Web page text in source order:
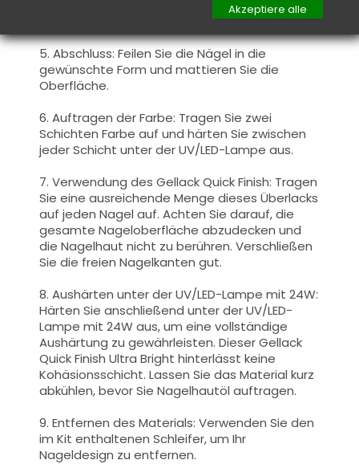
Lampe mit 24W aus, um eine vollständige
Aushärtung zu gewährleisten.
5. Abschluss: Feilen Sie die Nägel in die
gewünschte Form und mattieren Sie die
Oberfläche.
6. Auftragen der Farbe: Tragen Sie zwei
Schichten Farbe auf und härten Sie zwischen
jeder Schicht unter der UV/LED-Lampe aus.
7. Verwendung des Gellack Quick Finish: Tragen
Sie eine ausreichende Menge dieses Überlacks
auf jeden Nagel auf. Achten Sie darauf, die
gesamte Nageloberfläche abzudecken und
die Nagelhaut nicht zu berühren. Verschließen
Sie die freien Nagelkanten gut.
8. Aushärten unter der UV/LED-Lampe mit 24W:
Härten Sie anschließend unter der UV/LED-
Lampe mit 24W aus, um eine vollständige
Aushärtung zu gewährleisten. Dieser Gellack
Quick Finish Ultra Bright hinterlässt keine
Kohäsionsschicht. Lassen Sie das Material kurz
abkühlen, bevor Sie Nagelhautöl auftragen.
9. Entfernen des Materials: Verwenden Sie den
im Kit enthaltenen Schleifer, um Ihr
Nageldesign zu entfernen.
Akzeptiere alle